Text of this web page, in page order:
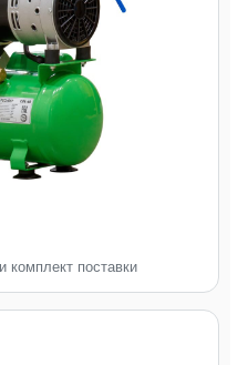
комплект поставки